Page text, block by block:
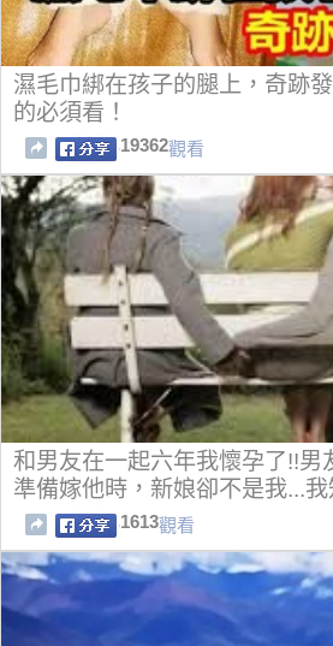
濕毛巾綁在孩子的腿上，奇跡
的必須看！
19362觀看
和男友在一起六年我懷孕了!!男
準備嫁他時，新娘卻不是我...
1613觀看